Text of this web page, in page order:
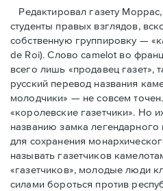
Редактировал газету
студенты правых взглядов,
собственную группировку —
de Roi). Слово camelot во
всего лишь «продавец газет»,
русский перевод названия
молодчики» — не совсем
«королевские газетчики». Но
названию замка
для сохранения
называть газетчиков
«газетчиков», молодые люди
силами бороться против